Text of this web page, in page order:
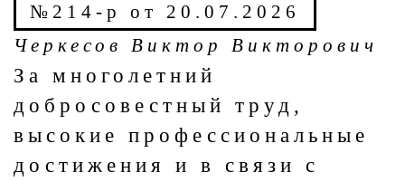
№214-р от 20.07.2026
Черкесов Виктор Викторович
За многолетний
добросовестный труд,
высокие профессиональные
достижения и в связи с